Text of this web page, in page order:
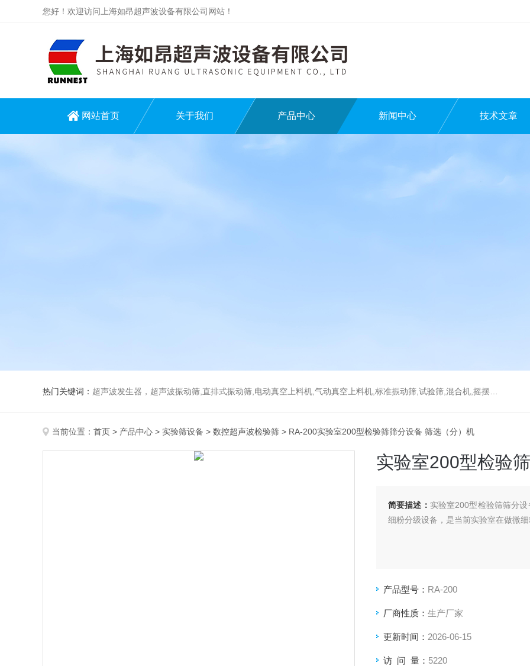
您好！欢迎访问上海如昂超声波设备有限公司网站！
网站首页 关于我们 产品中心 新闻中心 技术文章
热门关键词： 超声波发生器，超声波振动筛,直排式振动筛,电动真空上料机,气动真空上料机,标准振动筛,试验筛,混合机,摇摆筛，检验筛
当前位置： 首页 > 产品中心 > 实验筛设备 > 数控超声波检验筛 > RA-200实验室200型检验筛筛分设备 筛选（分）机
实验室200型检验
简要描述： 实验室200型检验筛筛分
细粉分级设备，是当前实验室在做微
产品型号： RA-200
厂商性质： 生产厂家
更新时间： 2026-06-15
访 问 量： 5220